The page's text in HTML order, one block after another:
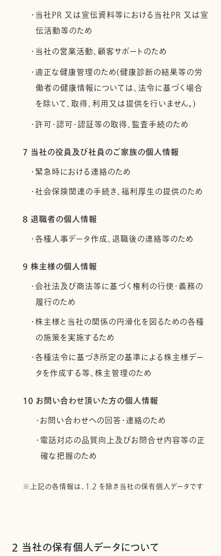
・当社PR 又は宣伝資料等における当社PR 又は宣
伝活動等のため
・当社の営業活動、顧客サポートのため
・適正な健康管理のため(健康診断の結果等の労
働者の健康情報については、法令に基づく場合
を除いて、取得、利用又は提供を行いません。)
・許可・認可・認証等の取得、監査手続のため
7 当社の役員及び社員のご家族の個人情報
・緊急時における連絡のため
・社会保険関連の手続き、福利厚生の提供のため
8 退職者の個人情報
・各種人事データ作成、退職後の連絡等のため
9 株主様の個人情報
・会社法及び商法等に基づく権利の行使・義務の
履行のため
・株主様と当社の関係の円滑化を図るための各種
の施策を実施するため
・各種法令に基づき所定の基準による株主様デー
タを作成する等、株主管理のため
10 お問い合わせ頂いた方の個人情報
・お問い合わせへの回答・連絡のため
・電話対応の品質向上及びお問合せ内容等の正
確な把握のため
※上記の各情報は、1.2 を除き当社の保有個人データです
2 当社の保有個人データについて